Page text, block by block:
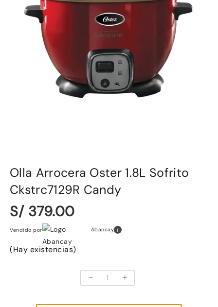
Olla Arrocera Oster 1.8L Sofrito
Ckstrc7129R Candy
S/ 379.00
Vendido por Abancay i
(Hay existencias)
-
Olla
Arrocera
+